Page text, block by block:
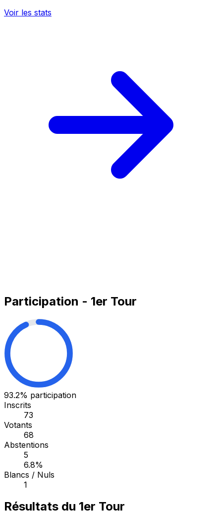
Voir les stats
Participation - 1er Tour
93.2% participation
Inscrits
73
Votants
68
Abstentions
5
6.8%
Blancs / Nuls
1
Résultats du 1er Tour